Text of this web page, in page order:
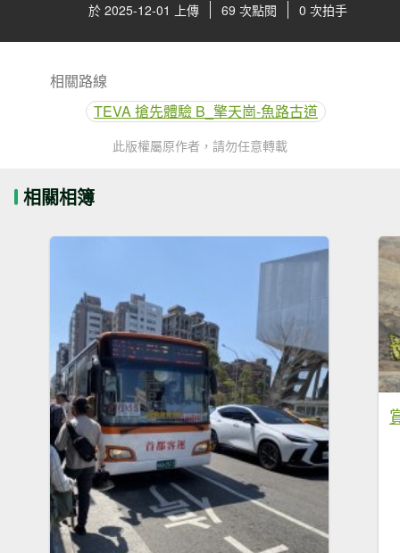
於 2025-12-01 上傳 69 次點閱 0 次拍手
相關路線
TEVA 搶先體驗 B_擎天崗-魚路古道
此版權屬原作者，請勿任意轉載
相關相簿